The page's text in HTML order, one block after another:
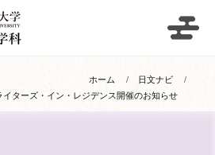
ホーム
日文ナビ
イターズ・イン・レジデンス開催のお知らせ